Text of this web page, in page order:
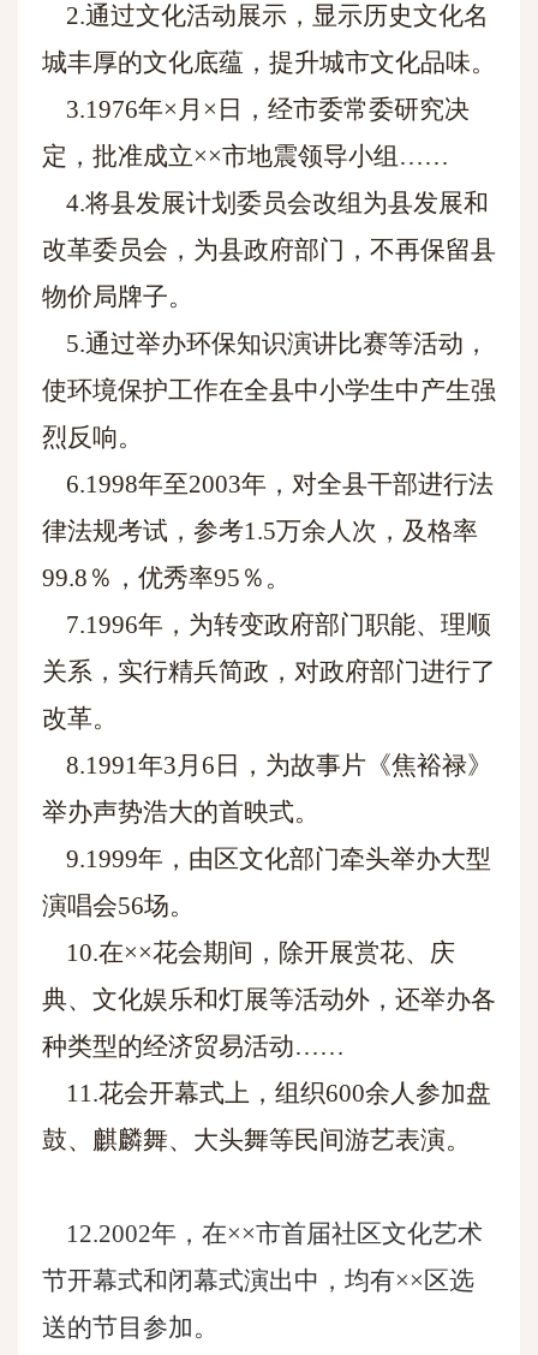
2.通过文化活动展示，显示历史文化名
城丰厚的文化底蕴，提升城市文化品味。
3.1976年×月×日，经市委常委研究决
定，批准成立××市地震领导小组……
4.将县发展计划委员会改组为县发展和
改革委员会，为县政府部门，不再保留县
物价局牌子。
5.通过举办环保知识演讲比赛等活动，
使环境保护工作在全县中小学生中产生强
烈反响。
6.1998年至2003年，对全县干部进行法
律法规考试，参考1.5万余人次，及格率
99.8％，优秀率95％。
7.1996年，为转变政府部门职能、理顺
关系，实行精兵简政，对政府部门进行了
改革。
8.1991年3月6日，为故事片《焦裕禄》
举办声势浩大的首映式。
9.1999年，由区文化部门牵头举办大型
演唱会56场。
10.在××花会期间，除开展赏花、庆
典、文化娱乐和灯展等活动外，还举办各
种类型的经济贸易活动……
11.花会开幕式上，组织600余人参加盘
鼓、麒麟舞、大头舞等民间游艺表演。
12.2002年，在××市首届社区文化艺术
节开幕式和闭幕式演出中，均有××区选
送的节目参加。